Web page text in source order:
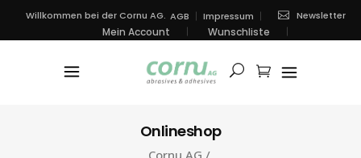
Willkommen bei der Cornu AG. AGB Impressum Newsletter
Mein Account Wunschliste
Onlineshop
Cornu AG /